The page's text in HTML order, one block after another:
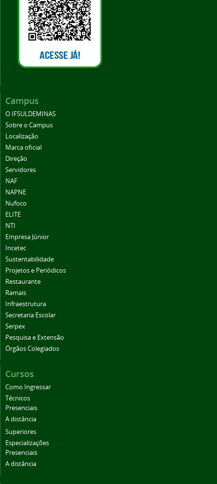
Campus
O IFSULDEMINAS
Sobre o Campus
Localização
Marca oficial
Direção
Servidores
NAF
NAPNE
Nufoco
ELITE
NTI
Empresa Júnior
Incetec
Sustentabilidade
Projetos e Periódicos
Restaurante
Ramais
Infraestrutura
Secretaria Escolar
Serpex
Pesquisa e Extensão
Órgãos Colegiados
Cursos
Como Ingressar
Técnicos
Presenciais
A distância
Superiores
Especializações
Presenciais
A distância